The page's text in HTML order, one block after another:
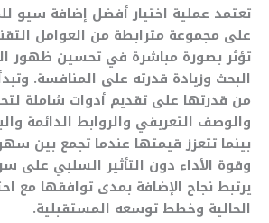
تعتمد عملية اختيار أفضل إضافة سيو
على مجموعة مترابطة من العوامل
تؤثر بصورة مباشرة في تحسين ظهور
البحث وزيادة قدرته على المنافسة.
من قدرتها على تقديم أدوات شاملة
والوصف التعريفي والروابط الدائمة
بينما تتعزز قيمتها عندما تجمع بين
وقوة الأداء دون التأثير السلبي على
يرتبط نجاح الإضافة بمدى توافقها مع
الحالية وخطط توسعه المستقبلية.